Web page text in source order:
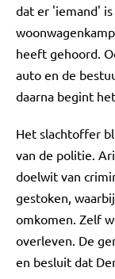
dat er 'iemand'
heeft gehoord.
auto en de
daarna begint
Het slachtoffer
van de politie.
doelwit van
gestoken,
omkomen. Zelf
overleven. De
en besluit dat